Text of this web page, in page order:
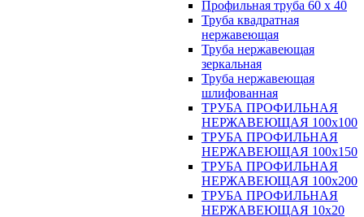
Профильная труба 60 х 40
Труба квадратная
нержавеющая
Труба нержавеющая
зеркальная
Труба нержавеющая
шлифованная
ТРУБА ПРОФИЛЬНАЯ
НЕРЖАВЕЮЩАЯ 100х100
ТРУБА ПРОФИЛЬНАЯ
НЕРЖАВЕЮЩАЯ 100х150
ТРУБА ПРОФИЛЬНАЯ
НЕРЖАВЕЮЩАЯ 100х200
ТРУБА ПРОФИЛЬНАЯ
НЕРЖАВЕЮЩАЯ 10х20